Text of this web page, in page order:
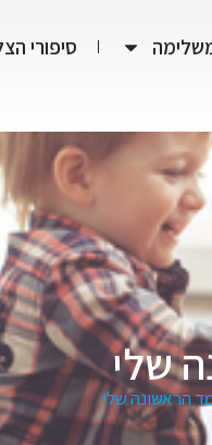
סיפורי
שלי
הראשונה שלי